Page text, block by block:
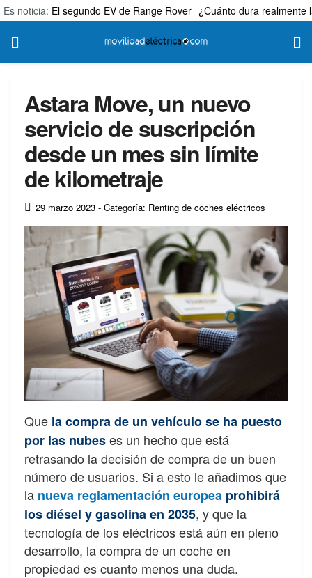
Es noticia: El segundo EV de Range Rover ¿Cuánto dura realmente
Astara Move, un nuevo
servicio de suscripción
desde un mes sin límite
de kilometraje
29 marzo 2023 - Categoría: Renting de coches eléctricos
Que la compra de un vehículo se ha puesto
por las nubeses un hecho que está
retrasando la decisión de compra de un buen
número de usuarios. Si a esto le añadimos que
la nueva reglamentación europea prohibirá
los diésel y gasolina en 2035, y que la
tecnología de los eléctricos está aún en pleno
desarrollo, la compra de un coche en
propiedad es cuanto menos una duda.